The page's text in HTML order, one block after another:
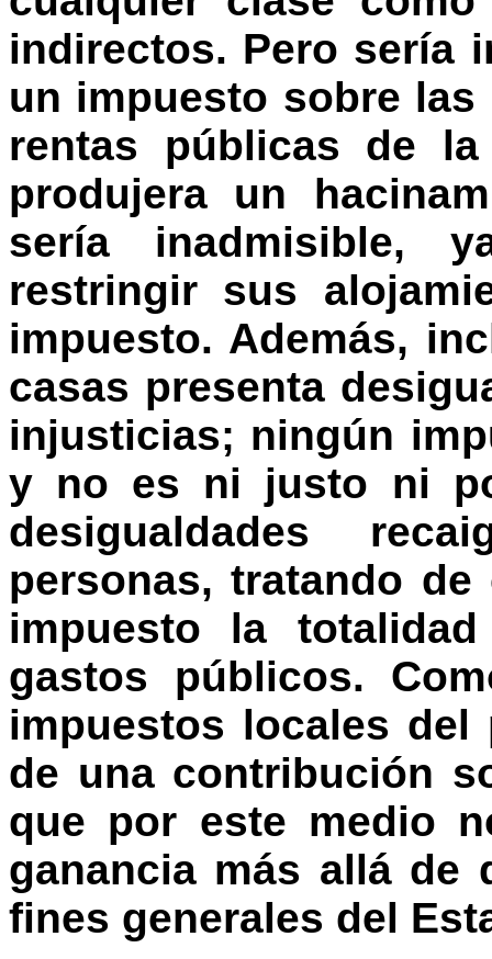
indirectos. Pero sería
un impuesto sobre
rentas públicas de
produjera un
sería inadmisible,
restringir sus
impuesto. Además,
casas presenta
injusticias; ningún
y no es ni justo ni
desigualdades
personas, tratando
impuesto la
gastos públicos.
impuestos locales
de una contribución
que por este medio
ganancia más allá de
fines generales del